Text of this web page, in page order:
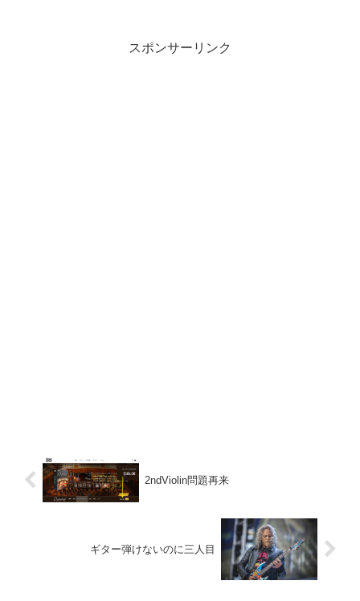
スポンサーリンク
2ndViolin問題再来
ギター弾けないのに三人目